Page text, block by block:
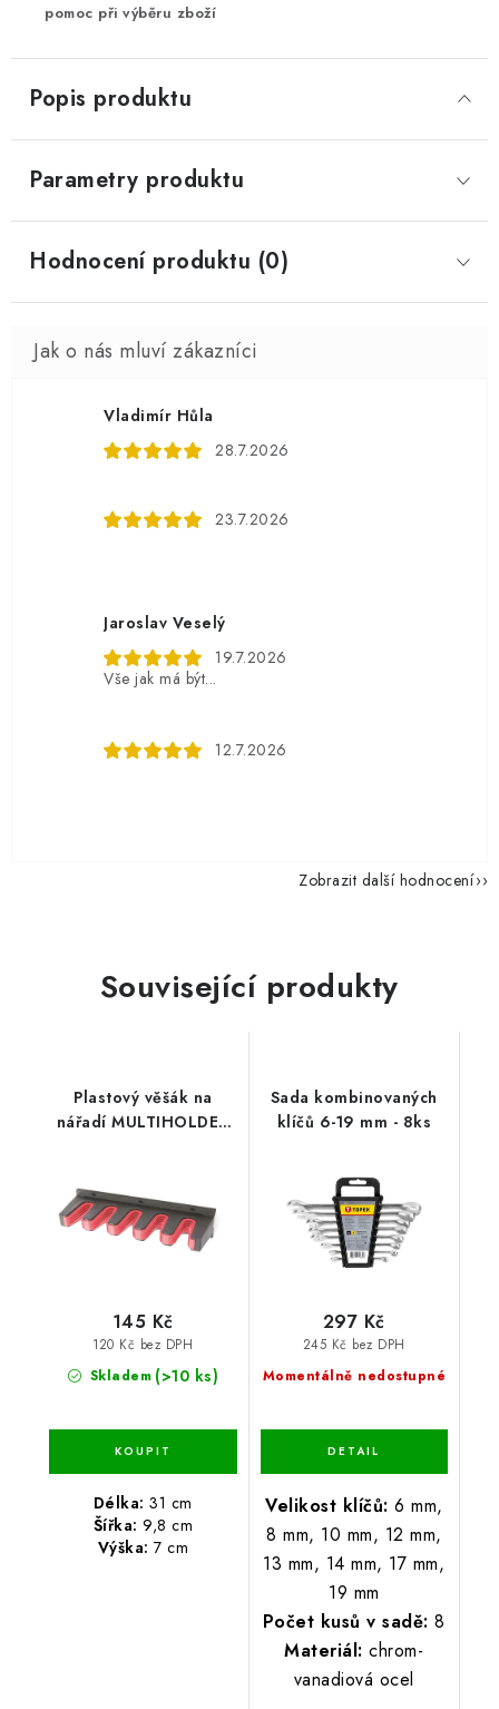
pomoc při výběru zboží
Popis produktu
Parametry produktu
Hodnocení produktu (0)
Vladimír Hůla
28.7.2026
23.7.2026
Jaroslav Veselý
19.7.2026
Vše jak má být...
12.7.2026
Zobrazit další hodnocení
Související produkty
Plastový věšák na
nářadí MULTIHOLDER
Skladem (>10 ks)
120 Kč bez DPH
145 Kč
Délka: 31 cm
Šířka: 9,8 cm
Výška: 7 cm
Sada kombinovaných
klíčů 6-19 mm - 8ks
Momentálně nedostupné
245 Kč bez DPH
297 Kč
Velikost klíčů: 6 mm,
8 mm, 10 mm, 12 mm,
13 mm, 14 mm, 17 mm,
19 mm
Počet kusů v sadě: 8
Materiál: chrom-
vanadiová ocel